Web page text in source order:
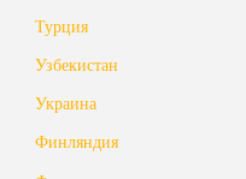
Турция
Узбекистан
Украина
Финляндия